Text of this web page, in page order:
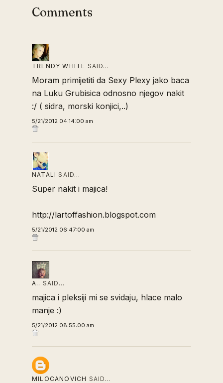
Comments
TRENDY WHITE SAID…
Moram primijetiti da Sexy Plexy jako baca
na Luku Grubisica odnosno njegov nakit
:/ ( sidra, morski konjici,..)
5/21/2012 04:14:00 am
NATALI SAID…
Super nakit i majica!
http://lartoffashion.blogspot.com
5/21/2012 06:47:00 am
A.. SAID…
majica i pleksiji mi se svidaju, hlace malo
manje :)
5/21/2012 08:55:00 am
MILOCANOVICH SAID…